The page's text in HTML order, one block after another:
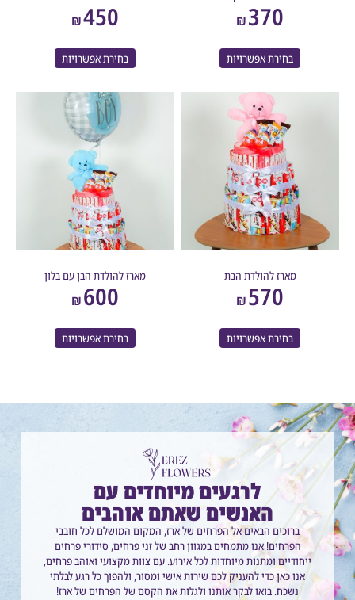
₪
בחירת אפשרויות
₪
בחירת אפשרויות
מארז להולדת הבת
₪
בחירת אפשרויות
מארז להולדת הבן עם בלון
₪
בחירת אפשרויות
לרגעים מיוחדים עם
האנשים שאתם אוהבים
ברוכים הבאים אל הפרחים של ארז, המקום המושלם לכל חובבי
הפרחים! אנו מתמחים במגוון רחב של זני פרחים, סידורי פרחים
ייחודיים ומתנות מיוחדות לכל אירוע. עם צוות מקצועי ואוהב פרחים,
אנו כאן כדי להעניק לכם שירות אישי ומסור, ולהפוך כל רגע לבלתי
נשכח. בואו לבקר אותנו ולגלות את הקסם של הפרחים של ארז!